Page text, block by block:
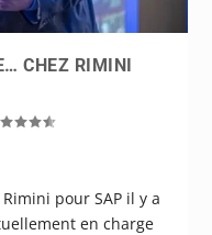
CHEZ RIMINI
pour SAP il y a
en charge